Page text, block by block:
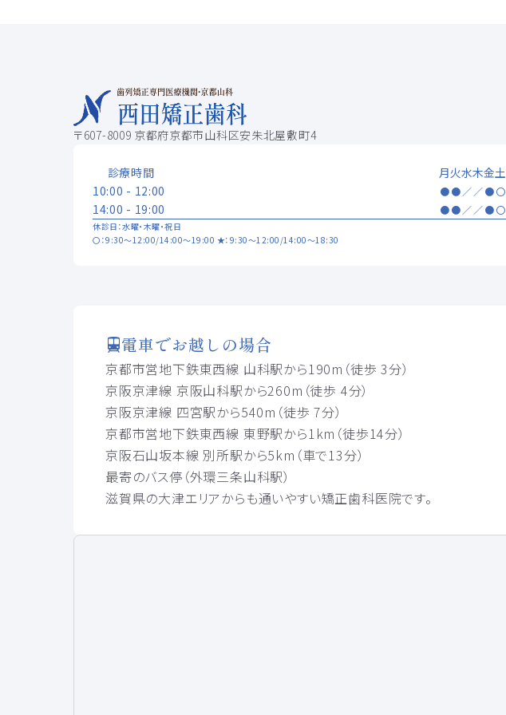
〒607-8009 京都府京都市山科区安朱北屋敷町4
診療時間 月火水木金土
10:00 - 12:00
●● ／ ／●〇
14:00 - 19:00 ●● ／ ／●〇
休診日：水曜・木曜・祝日
〇：9:30～12:00/14:00～19:00 ★：9:30～12:00/14:00～18:30
電車でお越しの場合
京都市営地下鉄東西線 山科駅から190m（徒歩 3分）
京阪京津線 京阪山科駅から260m（徒歩 4分）
京阪京津線 四宮駅から540m（徒歩 7分）
京都市営地下鉄東西線 東野駅から1km（徒歩14分）
京阪石山坂本線 別所駅から5km（車で13分）
最寄のバス停（外環三条山科駅）
滋賀県の大津エリアからも通いやすい矯正歯科医院です。